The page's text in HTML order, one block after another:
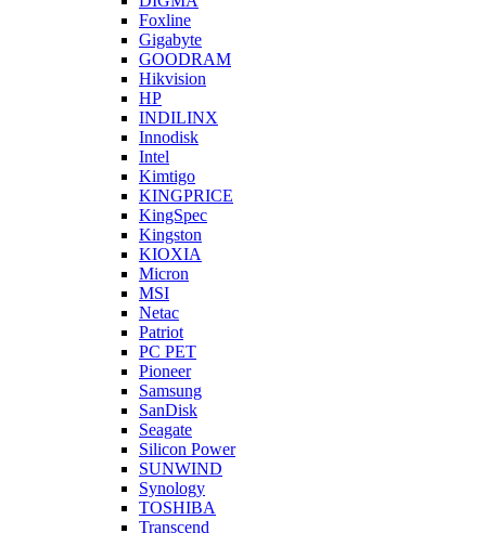
Foxline
Gigabyte
GOODRAM
Hikvision
HP
INDILINX
Innodisk
Intel
Kimtigo
KINGPRICE
KingSpec
Kingston
KIOXIA
Micron
MSI
Netac
Patriot
PC PET
Pioneer
Samsung
SanDisk
Seagate
Silicon Power
SUNWIND
Synology
TOSHIBA
Transcend